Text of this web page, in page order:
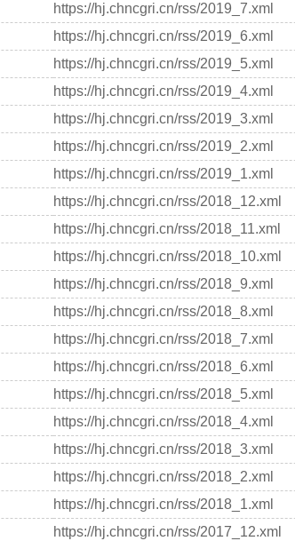
https://hj.chncgri.cn/rss/2019_7.xml
https://hj.chncgri.cn/rss/2019_6.xml
https://hj.chncgri.cn/rss/2019_5.xml
https://hj.chncgri.cn/rss/2019_4.xml
https://hj.chncgri.cn/rss/2019_3.xml
https://hj.chncgri.cn/rss/2019_2.xml
https://hj.chncgri.cn/rss/2019_1.xml
https://hj.chncgri.cn/rss/2018_12.xml
https://hj.chncgri.cn/rss/2018_11.xml
https://hj.chncgri.cn/rss/2018_10.xml
https://hj.chncgri.cn/rss/2018_9.xml
https://hj.chncgri.cn/rss/2018_8.xml
https://hj.chncgri.cn/rss/2018_7.xml
https://hj.chncgri.cn/rss/2018_6.xml
https://hj.chncgri.cn/rss/2018_5.xml
https://hj.chncgri.cn/rss/2018_4.xml
https://hj.chncgri.cn/rss/2018_3.xml
https://hj.chncgri.cn/rss/2018_2.xml
https://hj.chncgri.cn/rss/2018_1.xml
https://hj.chncgri.cn/rss/2017_12.xml